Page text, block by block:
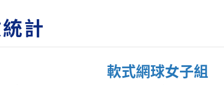
計
軟式網球女子組